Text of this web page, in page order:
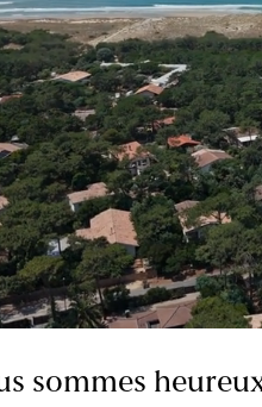
sommes